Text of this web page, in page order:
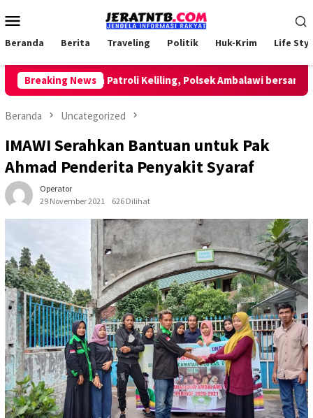
ke
Mobile
Beranda Berita Traveling Politik Huk-Krim Life
Breaking News
Lakukan Patroli Keliling, Polsek Ambalawi bersama TNI
Beranda Uncategorized
IMAWI Serahkan Bantuan untuk Pak
Ahmad Penderita Penyakit Syaraf
Operator
29 November 2021
626 Dilihat